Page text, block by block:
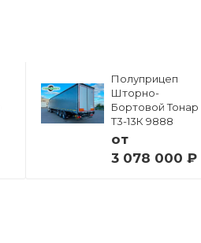
Полуприцеп
Шторно-
Бортовой Тонар
Т3-13К 9888
от
3 078 000 ₽